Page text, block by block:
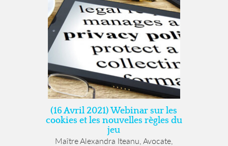
(16 Avril 2021) Webinar sur les
cookies et les nouvelles règles du
jeu
Maître Alexandra Iteanu, Avocate,